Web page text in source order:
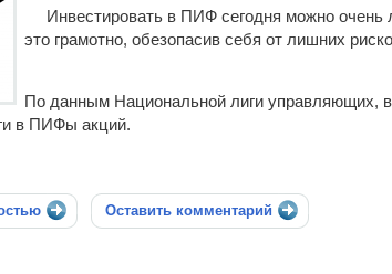
Инвестировать в ПИФ сегодня можно очень
это грамотно, обезопасив себя от лишних
По данным Национальной лиги управляющих,
в ПИФы акций.
Оставить комментарий